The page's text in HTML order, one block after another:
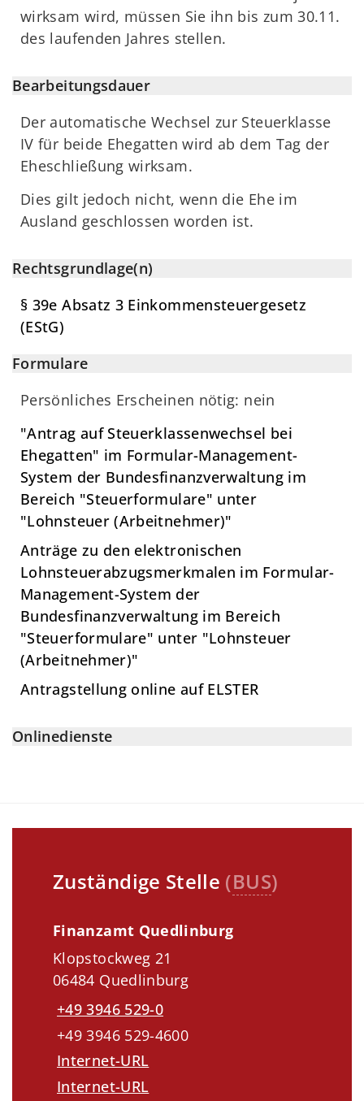
wirksam wird, müssen Sie ihn bis zum 30.11.
des laufenden Jahres stellen.
Bearbeitungsdauer
Der automatische Wechsel zur Steuerklasse
IV für beide Ehegatten wird ab dem Tag der
Eheschließung wirksam.
Dies gilt jedoch nicht, wenn die Ehe im
Ausland geschlossen worden ist.
Rechtsgrundlage(n)
§ 39e Absatz 3 Einkommensteuergesetz
(EStG)
Formulare
Persönliches Erscheinen nötig: nein
"Antrag auf Steuerklassenwechsel bei
Ehegatten" im Formular-Management-
System der Bundesfinanzverwaltung im
Bereich "Steuerformulare" unter
"Lohnsteuer (Arbeitnehmer)"
Anträge zu den elektronischen
Lohnsteuerabzugsmerkmalen im Formular-
Management-System der
Bundesfinanzverwaltung im Bereich
"Steuerformulare" unter "Lohnsteuer
(Arbeitnehmer)"
Antragstellung online auf ELSTER
Onlinedienste
Zuständige Stelle (BUS)
Finanzamt Quedlinburg
Klopstockweg 21
06484 Quedlinburg
+49 3946 529-0
+49 3946 529-4600
Internet-URL
Internet-URL